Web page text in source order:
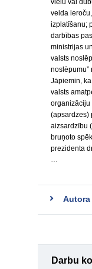
vielu vai
veida
izplatīšanu;
darbības
ministrijas
valsts
noslēpumu”
Jāpiemin,
valsts
organizāciju
(apsardzes)
aizsardzību
bruņoto
prezidenta
…
Autora
Darbu